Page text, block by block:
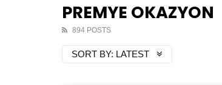
PREMYE OKAZYON
894 POSTS
SORT BY: LATEST